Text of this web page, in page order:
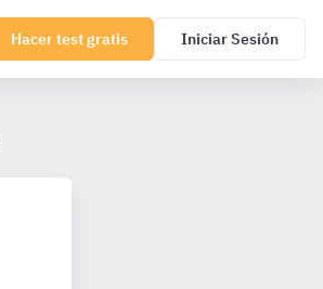
Hacer test gratis Iniciar Sesión